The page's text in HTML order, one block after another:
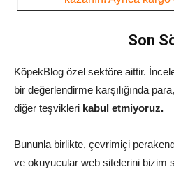
Son
KöpekBlog özel sektöre aittir.
bir değerlendirme karşılığında
diğer teşvikleri kabul etmiyoruz.
Bununla birlikte, çevrimiçi
ve okuyucular web sitelerini bizim